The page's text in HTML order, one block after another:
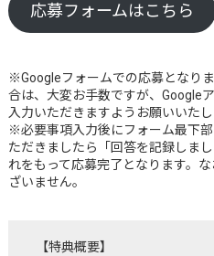
応募フォームはこちら
※Googleフォームでの応募となり
合は、大変お手数ですが、Google
入力いただきますようお願いいたし
※必要事項入力後にフォーム最下
ただきましたら「回答を記録しま
れをもって応募完了となります。
ざいません。
【特典概要】